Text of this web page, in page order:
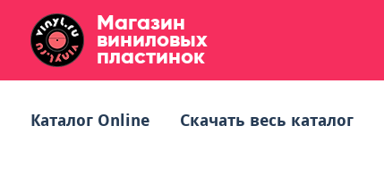
Магазин
виниловых
пластинок
Каталог Online Скачать весь каталог